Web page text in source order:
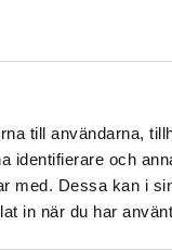
till användarna,
identifierare och
med. Dessa kan i
in när du har